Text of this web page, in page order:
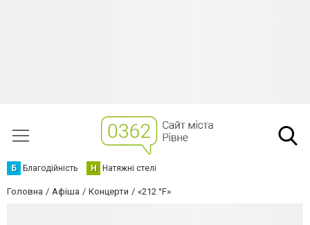
Б Благодійність Н Натяжні стелі
Головна Афіша Концерти «212 °F»